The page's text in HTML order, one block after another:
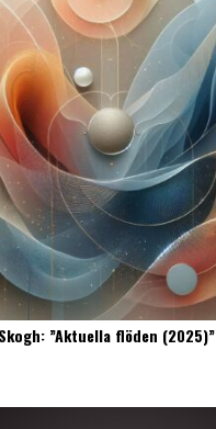
”Aktuella flöden (2025)”